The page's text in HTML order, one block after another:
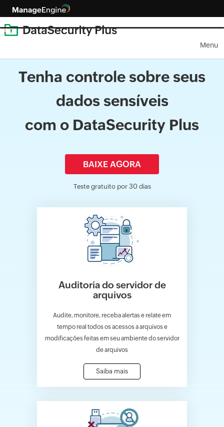
Menu
Tenha controle sobre seus
dados sensíveis
com o DataSecurity Plus
BAIXE AGORA
Teste gratuito por 30 dias
Auditoria do servidor de
arquivos
Audite, monitore, receba alertas e relate em
tempo real todos os acessos a arquivos e
modificações feitas em seu ambiente do servidor
de arquivos
Saiba mais